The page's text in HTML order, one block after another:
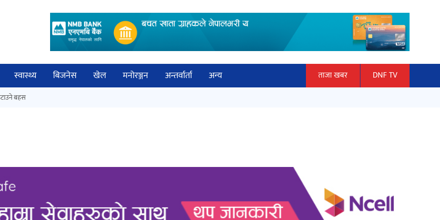
स्वास्थ्य बिजनेस खेल मनोरञ्जन अन्तर्वार्ता
अन्य
ताजा खबर DNF TV
अर्जुन चन्द्रको ‘संवेदनाका प्रतिध्वनि’
मुक्तकसङ्ग्रह लोकार्पण
बहस